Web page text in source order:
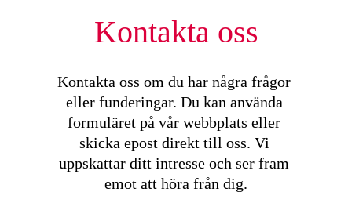
Kontakta oss
Kontakta oss om du har några frågor
eller funderingar. Du kan använda
formuläret på vår webbplats eller
skicka epost direkt till oss. Vi
uppskattar ditt intresse och ser fram
emot att höra från dig.